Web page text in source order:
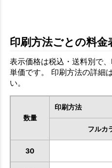
印刷方法ごとの料金
表示価格は税込・送料別で
単価です。 印刷方法の詳細
い。
数量
印刷方法
フルカ
30